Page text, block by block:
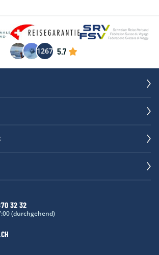
CHF CHF
1267 5.7
32 32
(durchgehend)